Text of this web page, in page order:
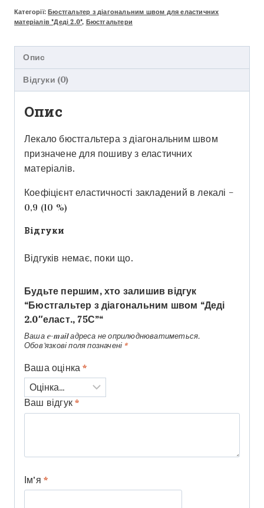
Категорії:Бюстгальтер з діагональним швом для еластичних
матеріалів "Деді 2.0", Бюстгальтери
Опис
Відгуки (0)
Опис
Лекало бюстгальтера з діагональним швом
призначене для пошиву з еластичних
матеріалів.
Коефіцієнт еластичності закладений в лекалі –
0,9 (10 %)
Відгуки
Відгуків немає, поки що.
Будьте першим, хто залишив відгук
“Бюстгальтер з діагональним швом “Деді
2.0″еласт., 75С”“
Ваша e-mail адреса не оприлюднюватиметься.
Обов’язкові поля позначені *
Ваша оцінка*
Ваш відгук*
Ім'я *